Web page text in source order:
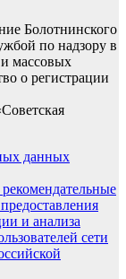
Болотнинского
по надзору в
массовых
о регистрации
данных
и анализа
сети